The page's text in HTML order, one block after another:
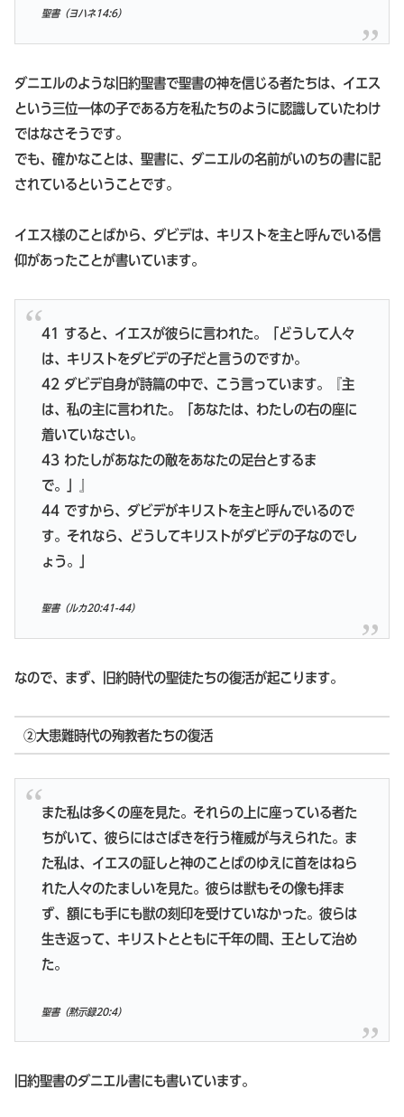
聖書（ヨハネ14:6）
ダニエルのような旧約聖書で聖書の神を信じる者たちは、イエス
という三位一体の子である方を私たちのように認識していたわけ
ではなさそうです。
でも、確かなことは、聖書に、ダニエルの名前がいのちの書に記
されているということです。
イエス様のことばから、ダビデは、キリストを主と呼んでいる信
仰があったことが書いています。
41 すると、イエスが彼らに言われた。「どうして人々
は、キリストをダビデの子だと言うのですか。
42 ダビデ自身が詩篇の中で、こう言っています。『主
は、私の主に言われた。「あなたは、わたしの右の座に
着いていなさい。
43 わたしがあなたの敵をあなたの足台とするま
で。」』
44 ですから、ダビデがキリストを主と呼んでいるので
す。それなら、どうしてキリストがダビデの子なのでし
ょう。」
聖書（ルカ20:41-44）
なので、まず、旧約時代の聖徒たちの復活が起こります。
②大患難時代の殉教者たちの復活
また私は多くの座を見た。それらの上に座っている者た
ちがいて、彼らにはさばきを行う権威が与えられた。ま
た私は、イエスの証しと神のことばのゆえに首をはねら
れた人々のたましいを見た。彼らは獣もその像も拝ま
ず、額にも手にも獣の刻印を受けていなかった。彼らは
生き返って、キリストとともに千年の間、王として治め
た。
聖書（黙示録20:4）
旧約聖書のダニエル書にも書いています。